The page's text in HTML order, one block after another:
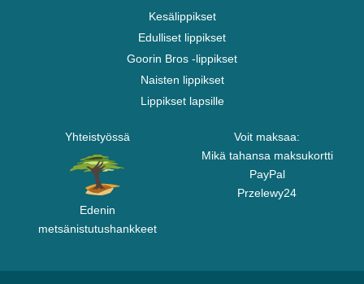
Kesälippikset
Edulliset lippikset
Goorin Bros -lippikset
Naisten lippikset
Lippikset lapsille
Yhteistyössä
Edenin
metsänistutushankkeet
Voit maksaa:
Mikä tahansa maksukortti
PayPal
Przelewy24